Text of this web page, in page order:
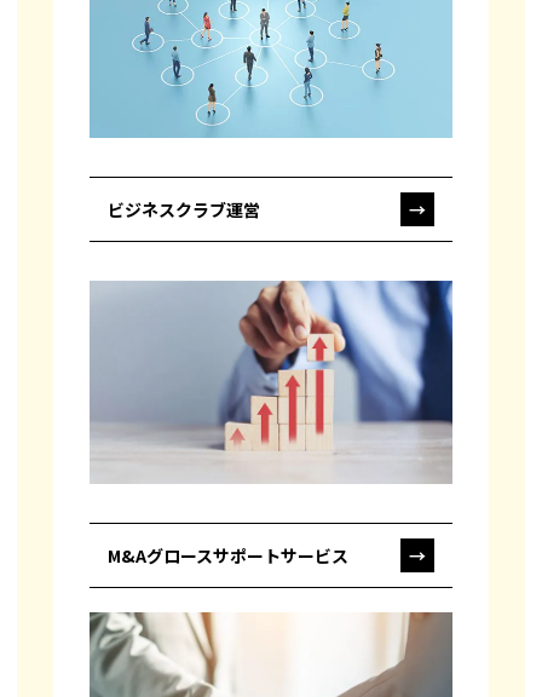
ビジネスクラブ運営 →
M&Aグロースサポートサービス →